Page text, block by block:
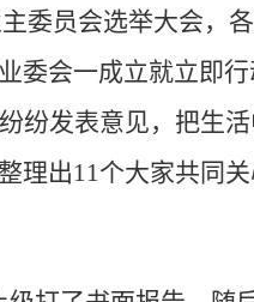
委员会选举大会，
委会一成立就立即行
纷发表意见，把生
理出11个大家共同